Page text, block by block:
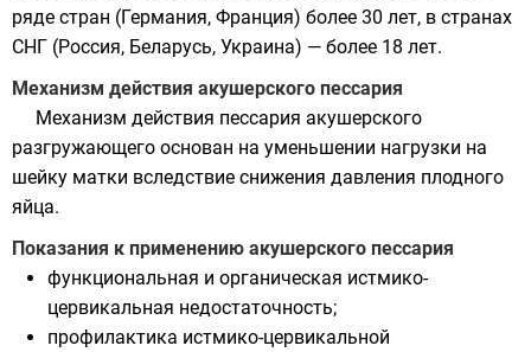
ряде стран (Германия, Франция) более 30 лет, в странах
СНГ (Россия, Беларусь, Украина) — более 18 лет.
Механизм действия акушерского пессария
Механизм действия пессария акушерского
разгружающего основан на уменьшении нагрузки на
шейку матки вследствие снижения давления плодного
яйца.
Показания к применению акушерского пессария
функциональная и органическая истмико-
цервикальная недостаточность;
профилактика истмико-цервикальной